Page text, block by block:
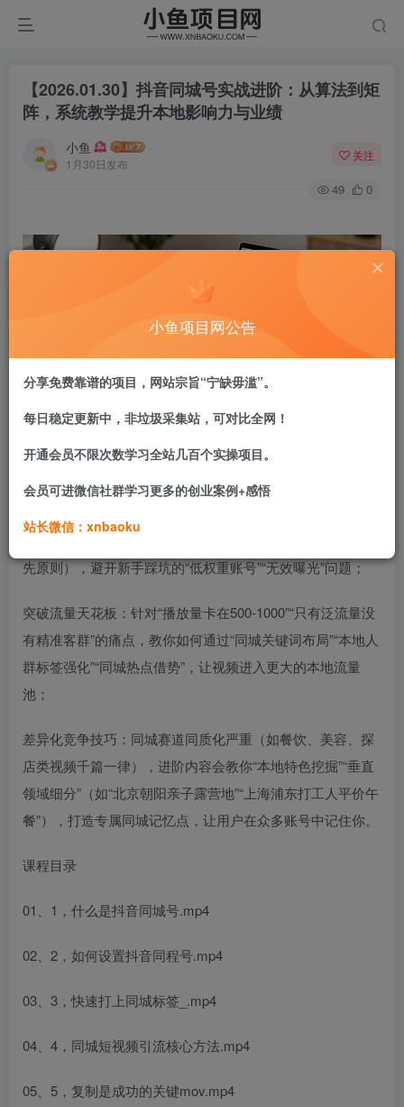
【2026.01.30】抖音同城号实战进阶：从算法到矩
阵，系统教学提升本地影响力与业绩
小鱼
1月30日发布
关注
49 0
先原则），避开新手踩坑的“低权重账号”“无效曝光”问题；
突破流量天花板：针对“播放量卡在500-1000”“只有泛流量没
有精准客群”的痛点，教你如何通过“同城关键词布局”“本地人
群标签强化”“同城热点借势”，让视频进入更大的本地流量
池；
差异化竞争技巧：同城赛道同质化严重（如餐饮、美容、探
店类视频千篇一律），进阶内容会教你“本地特色挖掘”“垂直
领域细分”（如“北京朝阳亲子露营地”“上海浦东打工人平价午
餐”），打造专属同城记忆点，让用户在众多账号中记住你。
课程目录
01、1，什么是抖音同城号.mp4
02、2，如何设置抖音同程号.mp4
03、3，快速打上同城标签_.mp4
04、4，同城短视频引流核心方法.mp4
05、5，复制是成功的关键mov.mp4
小鱼项目网公告
分享免费靠谱的项目，网站宗旨“宁缺毋滥”。
每日稳定更新中，非垃圾采集站，可对比全网！
开通会员不限次数学习全站几百个实操项目。
会员可进微信社群学习更多的创业案例+感悟
站长微信：xnbaoku